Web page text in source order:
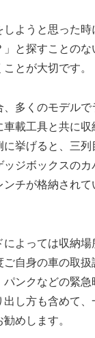
ようと思った時
」と探すことの
とが大切です。
、多くのモデル
車載工具と共に
に挙げると、三
ッジボックスの
チが格納されて
によっては収納
ご自身の車の取
ンクなどの緊急
出し方も含めて
めします。